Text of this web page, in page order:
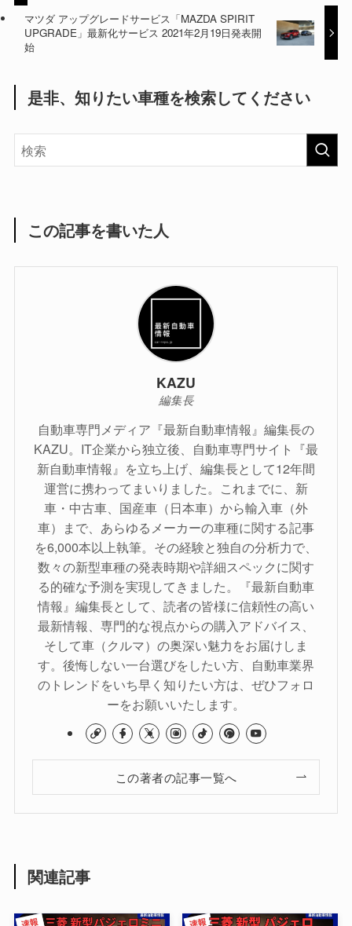
マツダ アップグレードサービス「MAZDA SPIRIT
UPGRADE」最新化サービス 2021年2月19日発表開
始
是非、知りたい車種を検索してください
この記事を書いた人
KAZU
編集長
自動車専門メディア『最新自動車情報』編集長の
KAZU。IT企業から独立後、自動車専門サイト『最
新自動車情報』を立ち上げ、編集長として12年間
運営に携わってまいりました。これまでに、新
車・中古車、国産車（日本車）から輸入車（外
車）まで、あらゆるメーカーの車種に関する記事
を6,000本以上執筆。その経験と独自の分析力で、
数々の新型車種の発表時期や詳細スペックに関す
る的確な予測を実現してきました。『最新自動車
情報』編集長として、読者の皆様に信頼性の高い
最新情報、専門的な視点からの購入アドバイス、
そして車（クルマ）の奥深い魅力をお届けしま
す。後悔しない一台選びをしたい方、自動車業界
のトレンドをいち早く知りたい方は、ぜひフォロ
ーをお願いいたします。
この著者の記事一覧へ
関連記事